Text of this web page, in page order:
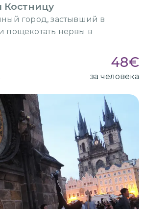
Костницу
город, застывший в
пощекотать нервы в
48€
за человека